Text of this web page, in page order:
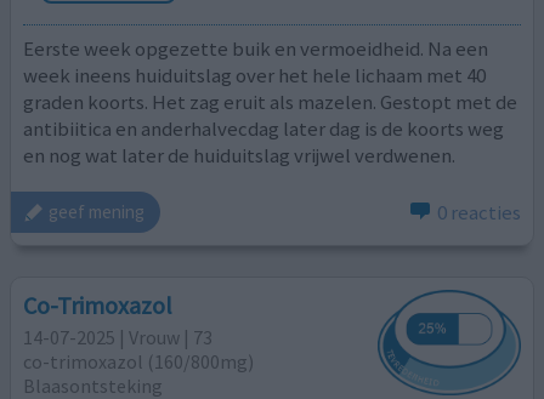
Eerste week opgezette buik en vermoeidheid. Na een
week ineens huiduitslag over het hele lichaam met 40
graden koorts. Het zag eruit als mazelen. Gestopt met de
antibiitica en anderhalvecdag later dag is de koorts weg
en nog wat later de huiduitslag vrijwel verdwenen.
geef mening 0 reacties
Co-Trimoxazol
14-07-2025 | Vrouw | 73
co-trimoxazol (160/800mg)
Blaasontsteking